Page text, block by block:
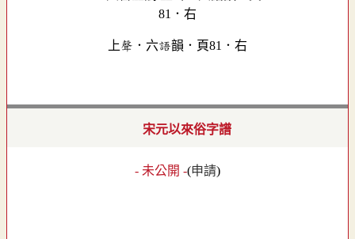
上聲．六語韻．頁81．右
宋元以來俗字譜
- 未公開 -(申請)